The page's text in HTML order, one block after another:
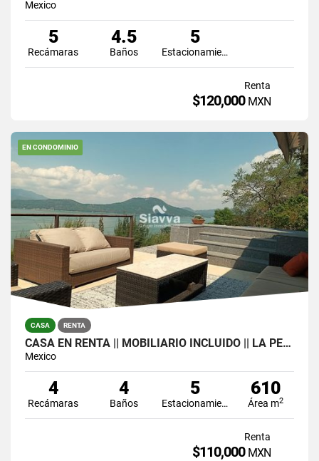
Mexico
5
Recámaras
4.5
Baños
5
Estacionamiento
Renta
$120,000 MXN
EN CONDOMINIO
CASA RENTA
CASA EN RENTA || MOBILIARIO INCLUIDO || LA PEÑA, VALLE DE BRAVO
Mexico
4
Recámaras
4
Baños
5
Estacionamiento
610
Área m2
Renta
$110,000 MXN